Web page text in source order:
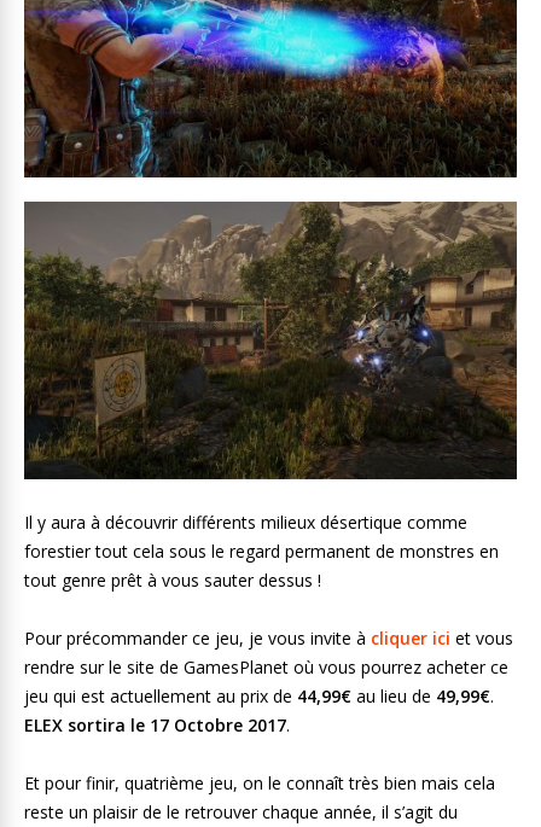
Il y aura à découvrir différents milieux désertique comme
forestier tout cela sous le regard permanent de monstres en
tout genre prêt à vous sauter dessus !
Pour précommander ce jeu, je vous invite à cliquer ici et vous
rendre sur le site de GamesPlanet où vous pourrez acheter ce
jeu qui est actuellement au prix de 44,99€ au lieu de 49,99€.
ELEX sortira le 17 Octobre 2017.
Et pour finir, quatrième jeu, on le connaît très bien mais cela
reste un plaisir de le retrouver chaque année, il s’agit du